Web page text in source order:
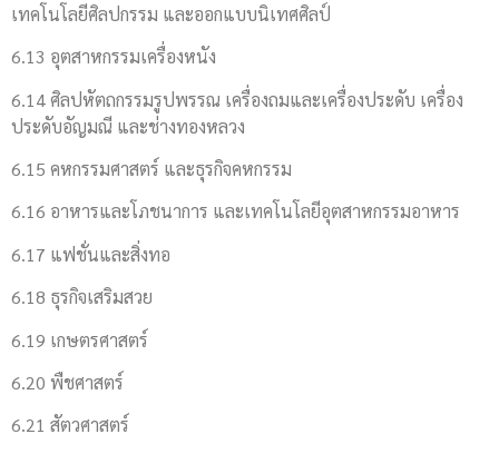
เทคโนโลยีศิลปกรรม และออกแบบนิเทศศิลป์
6.13 อุตสาหกรรมเครื่องหนัง
6.14 ศิลปหัตถกรรมรูปพรรณ เครื่องถมและเครื่องประดับ เครื่อง
ประดับอัญมณี และช่างทองหลวง
6.15 คหกรรมศาสตร์ และธุรกิจคหกรรม
6.16 อาหารและโภชนาการ และเทคโนโลยีอุตสาหกรรมอาหาร
6.17 แฟชั่นและสิ่งทอ
6.18 ธุรกิจเสริมสวย
6.19 เกษตรศาสตร์
6.20 พืชศาสตร์
6.21 สัตวศาสตร์